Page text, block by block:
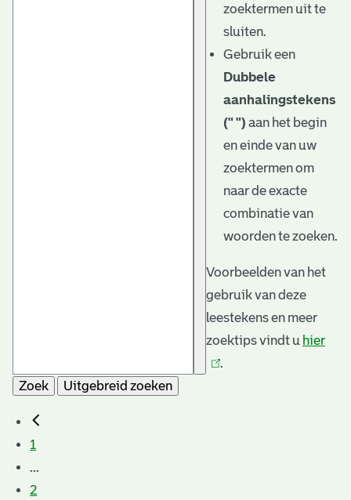
zoektermen uit te
sluiten.
Gebruik een
Dubbele
aanhalingstekens
(" ") aan het begin
en einde van uw
zoektermen om
naar de exacte
combinatie van
woorden te zoeken.
Voorbeelden van het
gebruik van deze
leestekens en meer
zoektips vindt u hier
.
Zoek
Uitgebreid zoeken
1
...
2